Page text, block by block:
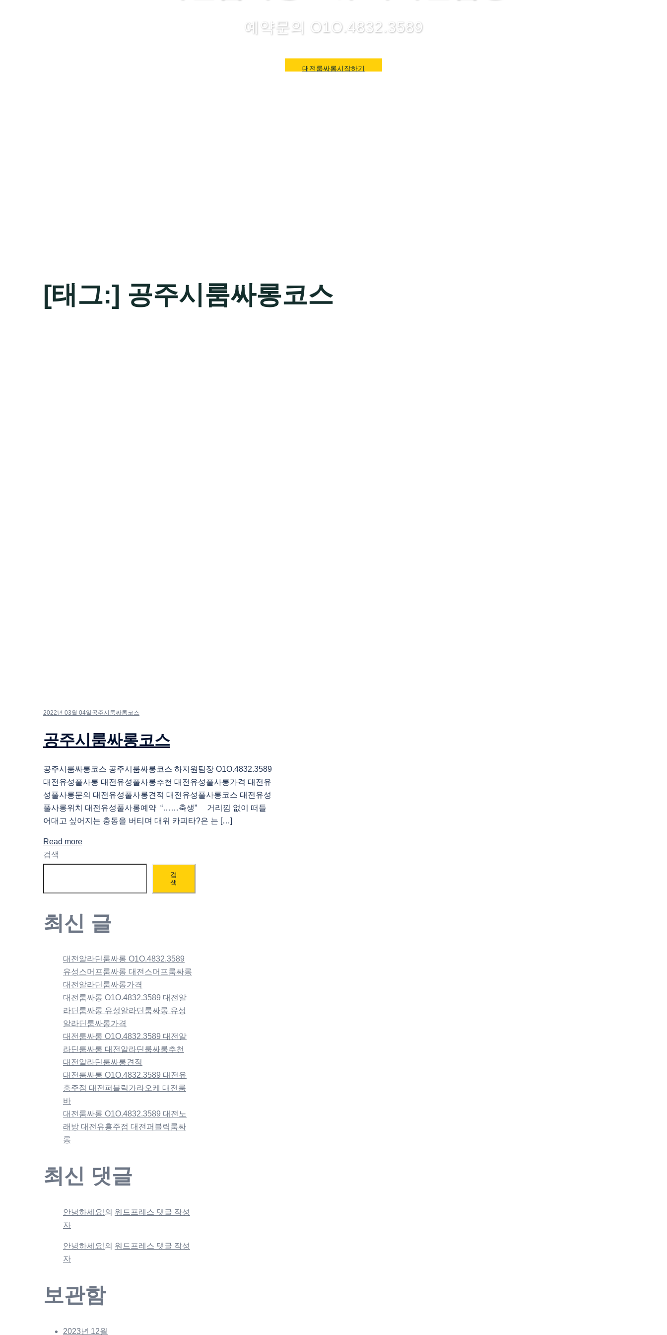
예약문의 O1O.4832.3589
대전룸싸롱시작하기
[태그:] 공주시룸싸롱코스
2022년 03월 04일 공주시룸싸롱코스
공주시룸싸롱코스
공주시룸싸롱코스 공주시룸싸롱코스 하지원팀장 O1O.4832.3589
대전유성풀사롱 대전유성풀사롱추천 대전유성풀사롱가격 대전유
성풀사롱문의 대전유성풀사롱견적 대전유성풀사롱코스 대전유성
풀사롱위치 대전유성풀사롱예약 “……축생” 거리낌 없이 떠들
어대고 싶어지는 충동을 버티며 대위 카피타?은 는 […]
Read more
검색
검
색
최신 글
대전알라딘룸싸롱 O1O.4832.3589
유성스머프룸싸롱 대전스머프룸싸롱
대전알라딘룸싸롱가격
대전룸싸롱 O1O.4832.3589 대전알
라딘룸싸롱 유성알라딘룸싸롱 유성
알라딘룸싸롱가격
대전룸싸롱 O1O.4832.3589 대전알
라딘룸싸롱 대전알라딘룸싸롱추천
대전알라딘룸싸롱견적
대전룸싸롱 O1O.4832.3589 대전유
흥주점 대전퍼블릭가라오케 대전룸
바
대전룸싸롱 O1O.4832.3589 대전노
래방 대전유흥주점 대전퍼블릭룸싸
롱
최신 댓글
안녕하세요!의 워드프레스 댓글 작성
자
안녕하세요!의 워드프레스 댓글 작성
자
보관함
2023년 12월